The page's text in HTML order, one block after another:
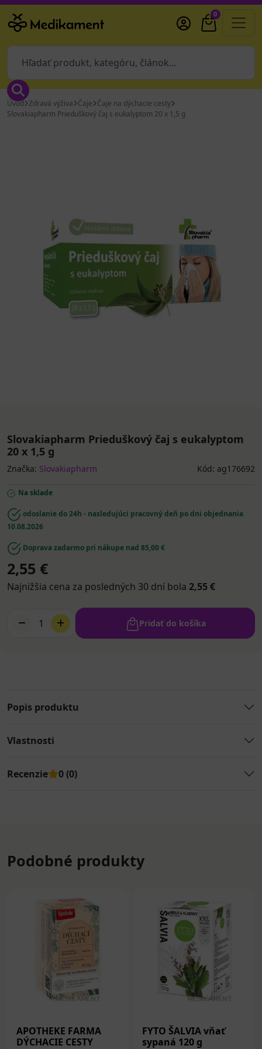
0
Úvod Zdravá výživa Čaje Čaje na dýchacie cesty
Slovakiapharm Prieduškový čaj s eukalyptom 20 x 1,5 g
Slovakiapharm Prieduškový čaj s eukalyptom
20 x 1,5 g
Značka: Slovakiapharm Kód: ag176692
Na sklade
odoslanie do 24h - nasledujúci pracovný deň po dni objednania
10.08.2026
Doprava zadarmo pri nákupe nad 85,00 €
2,55 €
Najnižšia cena za posledných 30 dní bola 2,55 €
1 Pridať do košíka
Popis produktu
Vlastnosti
Recenzie 0 (0)
Podobné produkty
APOTHEKE FARMA
DÝCHACIE CESTY
FYTO ŠALVIA vňať
sypaná 120 g